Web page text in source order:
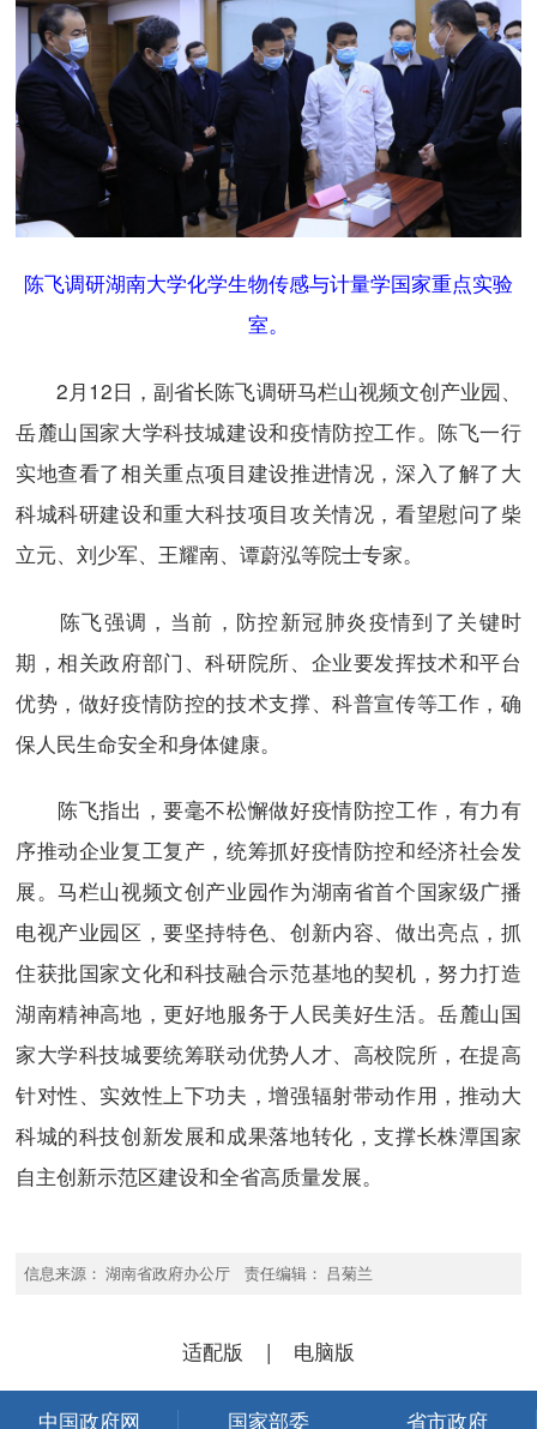
陈飞调研湖南大学化学生物传感与计量学国家重点实验
室。
2月12日，副省长陈飞调研马栏山视频文创产业园、
岳麓山国家大学科技城建设和疫情防控工作。陈飞一行
实地查看了相关重点项目建设推进情况，深入了解了大
科城科研建设和重大科技项目攻关情况，看望慰问了柴
立元、刘少军、王耀南、谭蔚泓等院士专家。
陈飞强调，当前，防控新冠肺炎疫情到了关键时
期，相关政府部门、科研院所、企业要发挥技术和平台
优势，做好疫情防控的技术支撑、科普宣传等工作，确
保人民生命安全和身体健康。
陈飞指出，要毫不松懈做好疫情防控工作，有力有
序推动企业复工复产，统筹抓好疫情防控和经济社会发
展。马栏山视频文创产业园作为湖南省首个国家级广播
电视产业园区，要坚持特色、创新内容、做出亮点，抓
住获批国家文化和科技融合示范基地的契机，努力打造
湖南精神高地，更好地服务于人民美好生活。岳麓山国
家大学科技城要统筹联动优势人才、高校院所，在提高
针对性、实效性上下功夫，增强辐射带动作用，推动大
科城的科技创新发展和成果落地转化，支撑长株潭国家
自主创新示范区建设和全省高质量发展。
信息来源： 湖南省政府办公厅 责任编辑： 吕菊兰
适配版 | 电脑版
中国政府网 国家部委 省市政府